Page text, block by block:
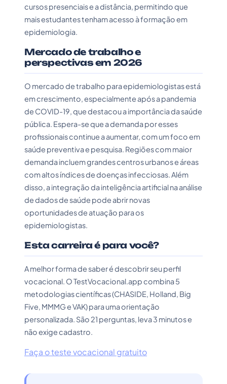
cursos presenciais e a distância, permitindo que
mais estudantes tenham acesso à formação em
epidemiologia.
Mercado de trabalho e
perspectivas em 2026
O mercado de trabalho para epidemiologistas está
em crescimento, especialmente após a pandemia
de COVID-19, que destacou a importância da saúde
pública. Espera-se que a demanda por esses
profissionais continue a aumentar, com um foco em
saúde preventiva e pesquisa. Regiões com maior
demanda incluem grandes centros urbanos e áreas
com altos índices de doenças infecciosas. Além
disso, a integração da inteligência artificial na análise
de dados de saúde pode abrir novas
oportunidades de atuação para os
epidemiologistas.
Esta carreira é para você?
A melhor forma de saber é descobrir seu perfil
vocacional. O TestVocacional.app combina 5
metodologias científicas (CHASIDE, Holland, Big
Five, MMMG e VAK) para uma orientação
personalizada. São 21 perguntas, leva 3 minutos e
não exige cadastro.
Faça o teste vocacional gratuito